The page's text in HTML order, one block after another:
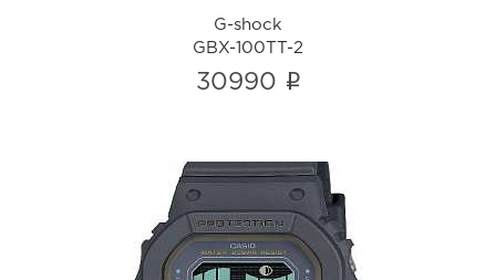
G-shock
GBX-100TT-2
30990 i